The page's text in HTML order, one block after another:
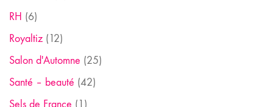
RH (6)
Royaltiz (12)
Salon d'Automne (25)
Santé – beauté (42)
Sels de France (1)